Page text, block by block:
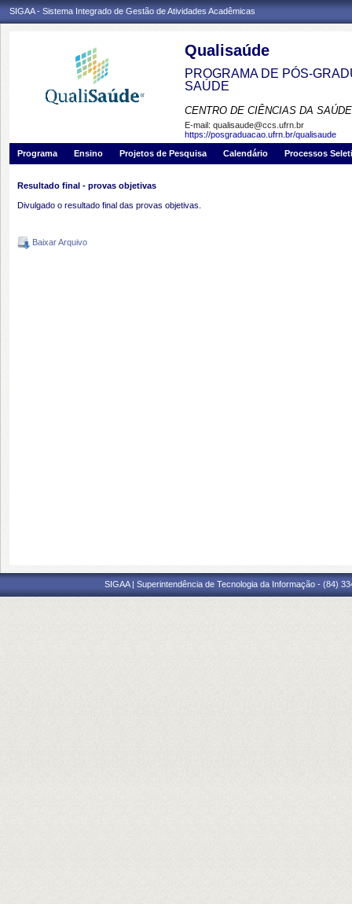
SIGAA - Sistema Integrado de Gestão de Atividades Acadêmicas
Qualisaúde
PROGRAMA DE PÓS-
SAÚDE
CENTRO DE CIÊNCIAS DA SAÚDE
E-mail: qualisaude@ccs.ufrn.br
https://posgraduacao.ufrn.br/qualisaude
Programa
Ensino Projetos de Pesquisa Calendário Processos
Resultado final - provas objetivas
Divulgado o resultado final das provas objetivas.
Baixar Arquivo
SIGAA | Superintendência de Tecnologia da Informação - (84)